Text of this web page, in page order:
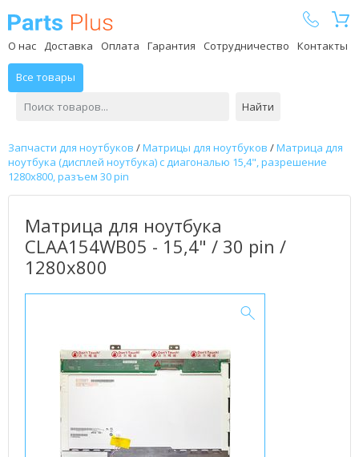
О нас Доставка Оплата Гарантия Сотрудничество Контакты
Все товары
Найти
Запчасти для ноутбуков /Матрицы для ноутбуков /Матрица для
ноутбука (дисплей ноутбука) с диагональю 15,4", разрешение
1280x800, разъем 30 pin
Матрица для ноутбука
CLAA154WB05 - 15,4" / 30 pin /
1280x800